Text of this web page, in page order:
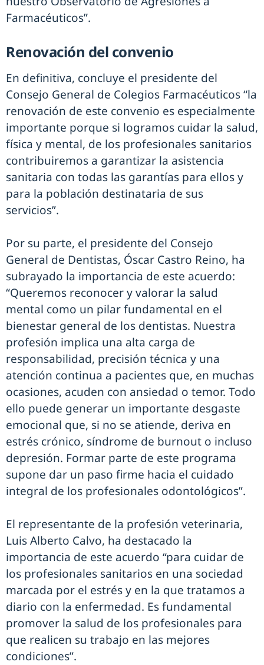
Farmacéuticos”.
Renovación del convenio
En definitiva, concluye el presidente del
Consejo General de Colegios Farmacéuticos “la
renovación de este convenio es especialmente
importante porque si logramos cuidar la salud,
física y mental, de los profesionales sanitarios
contribuiremos a garantizar la asistencia
sanitaria con todas las garantías para ellos y
para la población destinataria de sus
servicios”.
Por su parte, el presidente del Consejo
General de Dentistas, Óscar Castro Reino, ha
subrayado la importancia de este acuerdo:
“Queremos reconocer y valorar la salud
mental como un pilar fundamental en el
bienestar general de los dentistas. Nuestra
profesión implica una alta carga de
responsabilidad, precisión técnica y una
atención continua a pacientes que, en muchas
ocasiones, acuden con ansiedad o temor. Todo
ello puede generar un importante desgaste
emocional que, si no se atiende, deriva en
estrés crónico, síndrome de burnout o incluso
depresión. Formar parte de este programa
supone dar un paso firme hacia el cuidado
integral de los profesionales odontológicos”.
El representante de la profesión veterinaria,
Luis Alberto Calvo, ha destacado la
importancia de este acuerdo “para cuidar de
los profesionales sanitarios en una sociedad
marcada por el estrés y en la que tratamos a
diario con la enfermedad. Es fundamental
promover la salud de los profesionales para
que realicen su trabajo en las mejores
condiciones”.